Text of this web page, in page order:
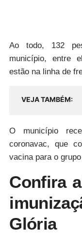
Ao todo, 132
município, entre
estão na linha de
VEJA TAMBÉM
O município
coronavac, que
vacina para o
Confira
Glória